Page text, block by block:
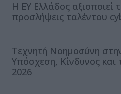
Η EY Ελλάδος αξιοποιεί
προσλήψεις ταλέντου
Τεχνητή Νοημοσύνη
Υπόσχεση, Κίνδυνος και
2026